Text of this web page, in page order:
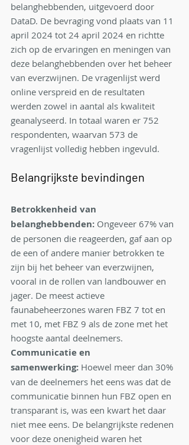
belanghebbenden, uitgevoerd door
DataD. De bevraging vond plaats van 11
april 2024 tot 24 april 2024 en richtte
zich op de ervaringen en meningen van
deze belanghebbenden over het beheer
van everzwijnen. De vragenlijst werd
online verspreid en de resultaten
werden zowel in aantal als kwaliteit
geanalyseerd. In totaal waren er 752
respondenten, waarvan 573 de
vragenlijst volledig hebben ingevuld.
Belangrijkste bevindingen
Betrokkenheid van
belanghebbenden: Ongeveer 67% van
de personen die reageerden, gaf aan op
de een of andere manier betrokken te
zijn bij het beheer van everzwijnen,
vooral in de rollen van landbouwer en
jager. De meest actieve
faunabeheerzones waren FBZ 7 tot en
met 10, met FBZ 9 als de zone met het
hoogste aantal deelnemers.
Communicatie en
samenwerking: Hoewel meer dan 30%
van de deelnemers het eens was dat de
communicatie binnen hun FBZ open en
transparant is, was een kwart het daar
niet mee eens. De belangrijkste redenen
voor deze onenigheid waren het